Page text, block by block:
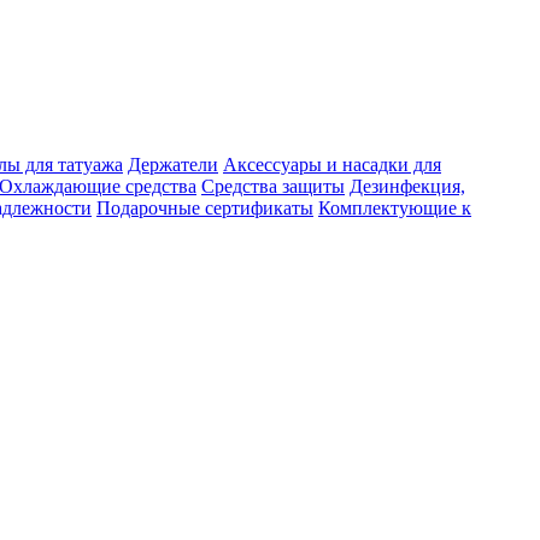
для татуажа Держатели Аксессуары и насадки для
Охлаждающие средства Средства защиты Дезинфекция,
Подарочные сертификаты Комплектующие к